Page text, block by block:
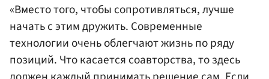
«Вместо того, чтобы сопротивляться, лучше
начать с этим дружить. Современные
технологии очень облегчают жизнь по ряду
позиций. Что касается соавторства, то здесь